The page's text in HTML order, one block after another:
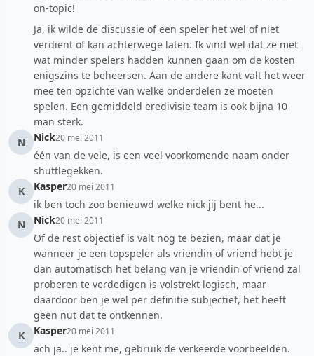
on-topic!
Ja, ik wilde de discussie of een speler het wel of niet
verdient of kan achterwege laten. Ik vind wel dat ze met
wat minder spelers hadden kunnen gaan om de kosten
enigszins te beheersen. Aan de andere kant valt het weer
mee ten opzichte van welke onderdelen ze moeten
spelen. Een gemiddeld eredivisie team is ook bijna 10
man sterk.
N
Nick20 mei 2011
één van de vele, is een veel voorkomende naam onder
shuttlegekken.
K
Kasper20 mei 2011
ik ben toch zoo benieuwd welke nick jij bent he...
N
Nick20 mei 2011
Of de rest objectief is valt nog te bezien, maar dat je
wanneer je een topspeler als vriendin of vriend hebt je
dan automatisch het belang van je vriendin of vriend zal
proberen te verdedigen is volstrekt logisch, maar
daardoor ben je wel per definitie subjectief, het heeft
geen nut dat te ontkennen.
K
Kasper20 mei 2011
ach ja.. je kent me, gebruik de verkeerde voorbeelden.